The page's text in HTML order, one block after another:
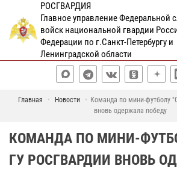
РОСГВАРДИЯ
Главное управление Федеральной
войск национальной гвардии
Федерации по г.Санкт-Петербургу и
Ленинградской области
Главная Новости
Команда по мини-футболу
вновь одержала победу
КОМАНДА ПО МИНИ-
ГУ РОСГВАРДИИ ВНОВЬ